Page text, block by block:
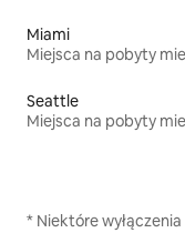
Miami
Miejsca na pobyty
Seattle
Miejsca na pobyty
* Niektóre